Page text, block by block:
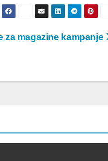
za magazine kampanje